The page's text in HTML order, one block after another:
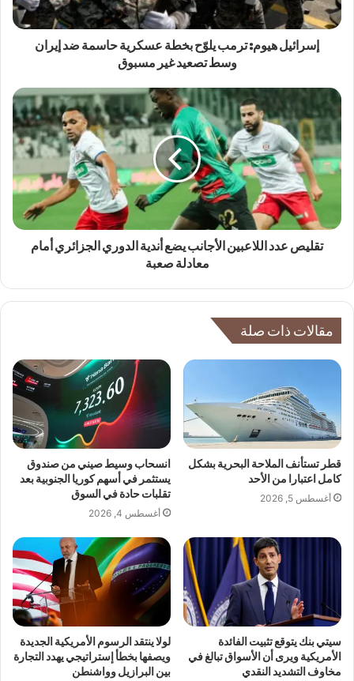
إسرائيل هيوم: ترمب يلوّح بخطة عسكرية حاسمة ضد إيران
وسط تصعيد غير مسبوق
تقليص عدد اللاعبين الأجانب يضع أندية الدوري الجزائري أمام
معادلة صعبة
مقالات ذات صلة
قطر تستأنف الملاحة البحرية بشكل
كامل اعتبارا من الأحد
أغسطس 5, 2026
انسحاب وسيط صيني من صندوق
يستثمر في أسهم كوريا الجنوبية بعد
تقلبات حادة في السوق
أغسطس 4, 2026
سيتي بنك يتوقع تثبيت الفائدة
الأمريكية ويرى أن الأسواق تبالغ في
مخاوف التشديد النقدي
لولا ينتقد الرسوم الأمريكية الجديدة
ويصفها بخطأ إستراتيجي يهدد التجارة
بين البرازيل وواشنطن